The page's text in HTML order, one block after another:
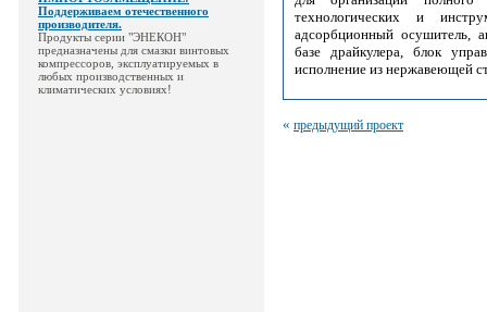
Поддерживаем отечественного
производителя.
Продукты серии "ЭНЕКОН"
предназначены для смазки винтовых
компрессоров, эксплуатируемых в
любых производственных и
климатических условиях!
технологических и
адсорбционный осушитель,
базе драйкулера, блок
исполнение из нержавеющей
« предыдущий проект